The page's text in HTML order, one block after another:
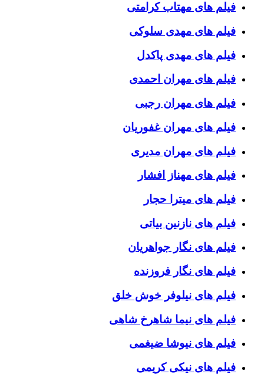
فیلم های مهتاب کرامتی
فیلم های مهدی سلوکی
فیلم های مهدی پاکدل
فیلم های مهران احمدی
فیلم های مهران رجبی
فیلم های مهران غفوریان
فیلم های مهران مدیری
فیلم های مهناز افشار
فیلم های میترا حجار
فیلم های نازنین بیاتی
فیلم های نگار جواهریان
فیلم های نگار فروزنده
فیلم های نیلوفر خوش خلق
فیلم های نیما شاهرخ شاهی
فیلم های نیوشا ضیغمی
فیلم های نیکی کریمی